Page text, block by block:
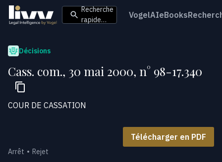
Recherche
rapide…
VogelAIeBooks
Décisions
Cass. com., 30 mai 2000, n° 98-17.340
COUR DE CASSATION
Télécharger en PDF
Arrêt Rejet